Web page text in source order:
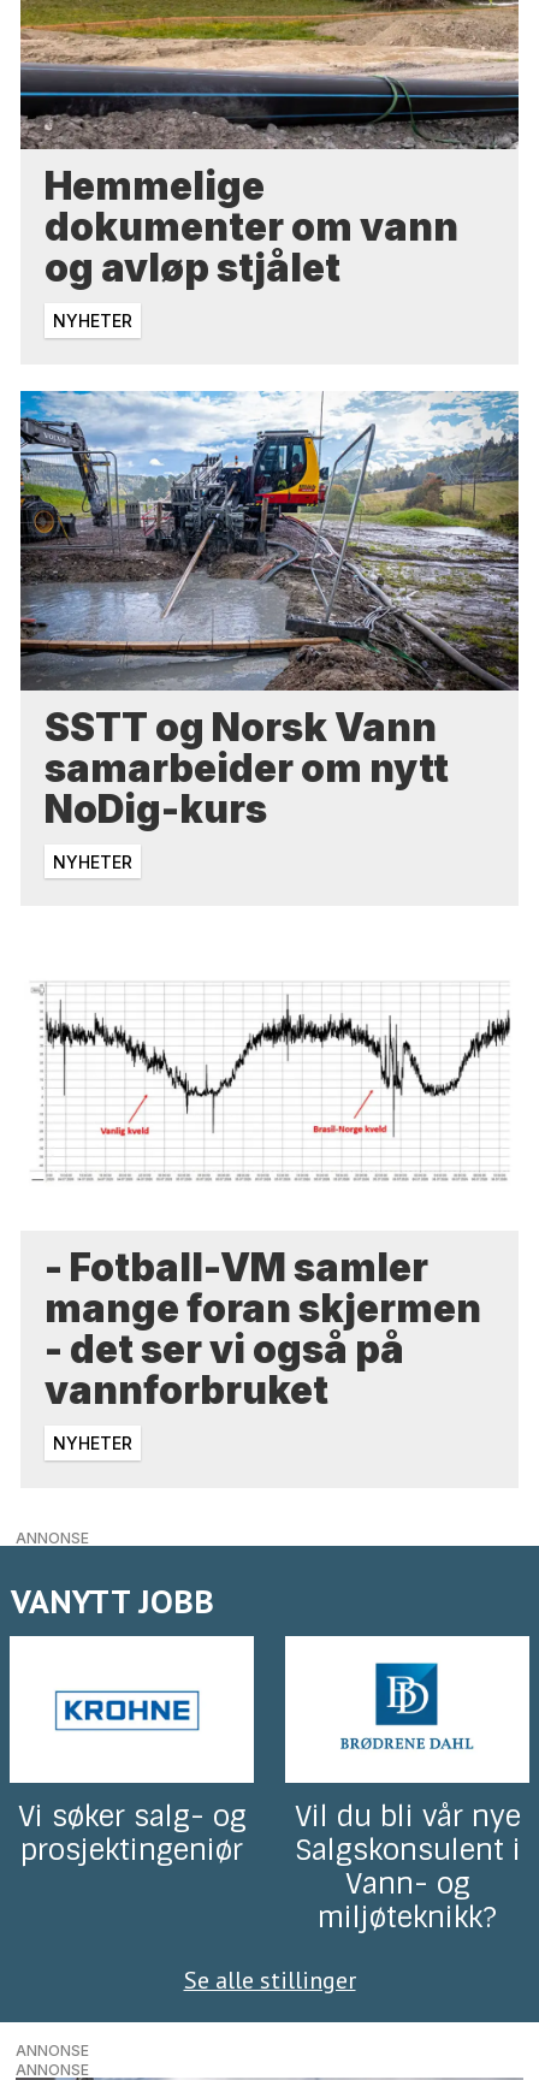
Hemmelige
dokumenter om vann
og avløp stjålet
NYHETER
SSTT og Norsk Vann
samarbeider om nytt
NoDig-kurs
NYHETER
- Fotball-VM samler
mange foran skjermen
- det ser vi også på
vannforbruket
NYHETER
ANNONSE
VANYTT JOBB
Vi søker salg- og
prosjektingeniør
Vil du bli vår nye
Salgskonsulent i
Vann- og
miljøteknikk?
Se alle stillinger
ANNONSE
ANNONSE